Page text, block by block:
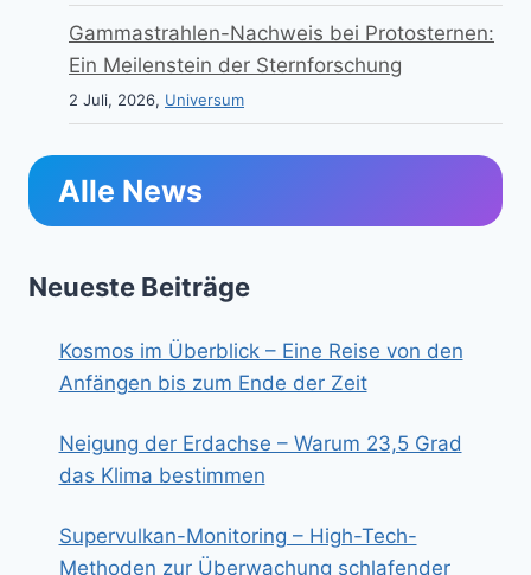
Gammastrahlen-Nachweis bei Protosternen:
Ein Meilenstein der Sternforschung
2 Juli, 2026, Universum
Alle News
Neueste Beiträge
Kosmos im Überblick – Eine Reise von den
Anfängen bis zum Ende der Zeit
Neigung der Erdachse – Warum 23,5 Grad
das Klima bestimmen
Supervulkan-Monitoring – High-Tech-
Methoden zur Überwachung schlafender